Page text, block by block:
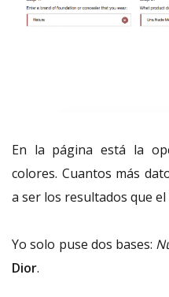
En la página está la
colores. Cuantos más
a ser los resultados que
Yo solo puse dos bases:
Dior.